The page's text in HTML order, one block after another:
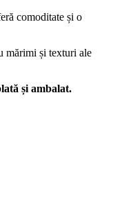
comoditate și o
mărimi și texturi ale
și ambalat.